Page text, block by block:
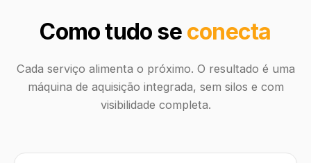
Como tudo se conecta
Cada serviço alimenta o próximo. O resultado é uma
máquina de aquisição integrada, sem silos e com
visibilidade completa.